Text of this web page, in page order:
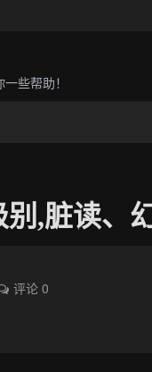
些帮助！
,脏读、
评论 0